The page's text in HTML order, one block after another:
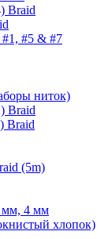
Braid
#1, #5 & #7
ниток)
Braid
Braid
(5m)
мм, 4 мм
хлопок)